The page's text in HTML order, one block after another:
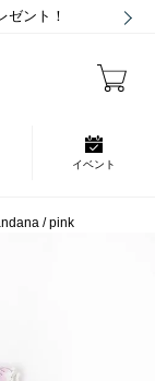
ント！
イベント
/ pink